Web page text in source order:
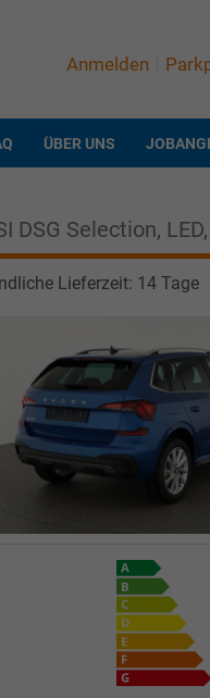
Anmelden
ÜBER UNS
DSG Selection,
Lieferzeit: 14 Tage